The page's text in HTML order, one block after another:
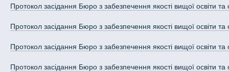
Протокол засідання Бюро з забезпечення якості вищої освіти
Протокол засідання Бюро з забезпечення якості вищої освіти
Протокол засідання Бюро з забезпечення якості вищої освіти
Протокол засідання Бюро з забезпечення якості вищої освіти